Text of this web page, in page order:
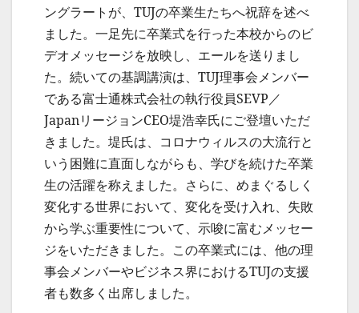
ングラートが、TUJの卒業生たちへ祝辞を述べ
ました。一足先に卒業式を行った本校からのビ
デオメッセージを放映し、エールを送りまし
た。続いての基調講演は、TUJ理事会メンバー
である富士通株式会社の執行役員SEVP／
JapanリージョンCEO堤浩幸氏にご登壇いただ
きました。堤氏は、コロナウィルスの大流行と
いう困難に直面しながらも、学びを続けた卒業
生の活躍を称えました。さらに、めまぐるしく
変化する世界において、変化を受け入れ、失敗
から学ぶ重要性について、示唆に富むメッセー
ジをいただきました。この卒業式には、他の理
事会メンバーやビジネス界におけるTUJの支援
者も数多く出席しました。